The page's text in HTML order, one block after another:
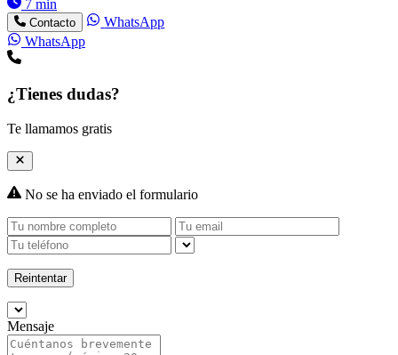
7 min
Contacto
WhatsApp
WhatsApp
¿Tienes dudas?
Te llamamos gratis
No se ha enviado el formulario
Reintentar
Mensaje